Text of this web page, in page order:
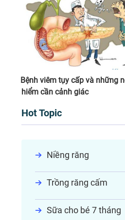
Bệnh viêm tụy cấp và những
hiểm cần cảnh giác
Hot Topic
Niềng răng
Trồng răng cấm
Sữa cho bé 7 tháng